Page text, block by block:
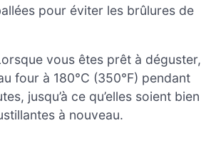
pour éviter les brûlures de
vous êtes prêt à déguster,
four à 180°C (350°F) pendant
jusqu’à ce qu’elles soient bien
à nouveau.